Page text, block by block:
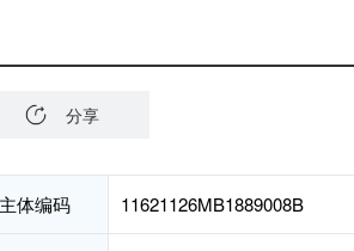
分享
体编码 11621126MB1889008B